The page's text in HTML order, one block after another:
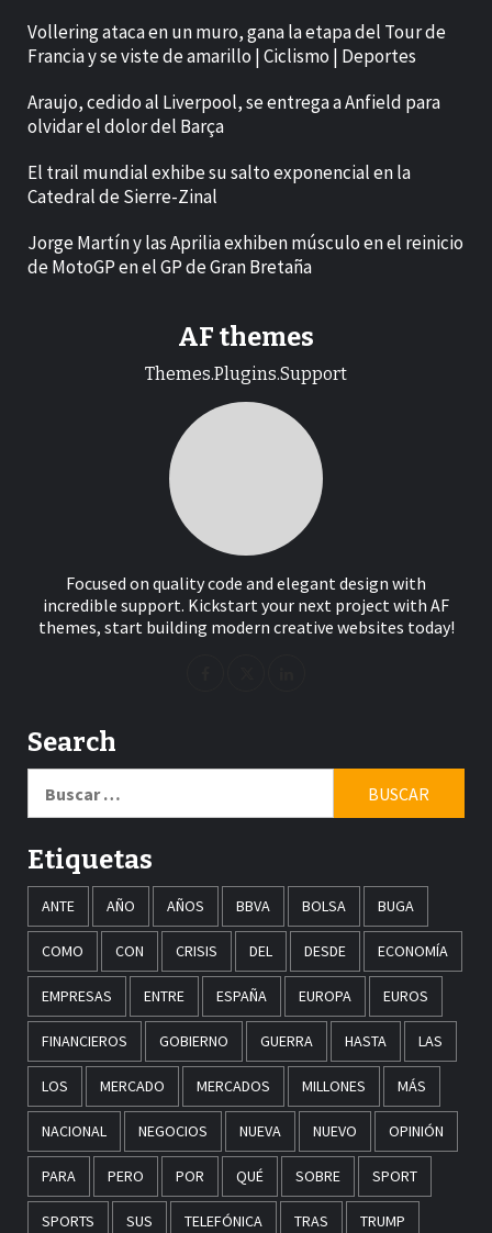
Vollering ataca en un muro, gana la etapa del Tour de
Francia y se viste de amarillo | Ciclismo | Deportes
Araujo, cedido al Liverpool, se entrega a Anfield para
olvidar el dolor del Barça
El trail mundial exhibe su salto exponencial en la
Catedral de Sierre-Zinal
Jorge Martín y las Aprilia exhiben músculo en el reinicio
de MotoGP en el GP de Gran Bretaña
AF themes
Themes.Plugins.Support
Focused on quality code and elegant design with
incredible support. Kickstart your next project with AF
themes, start building modern creative websites today!
Search
Etiquetas
ANTE AÑO AÑOS BBVA BOLSA BUGA
COMO CON CRISIS DEL DESDE ECONOMÍA
EMPRESAS ENTRE ESPAÑA EUROPA EUROS
FINANCIEROS GOBIERNO GUERRA HASTA LAS
LOS MERCADO MERCADOS MILLONES MÁS
NACIONAL NEGOCIOS NUEVA NUEVO OPINIÓN
PARA PERO POR QUÉ SOBRE SPORT
SPORTS SUS TELEFÓNICA TRAS TRUMP